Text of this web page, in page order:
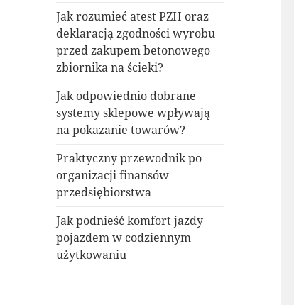
Jak rozumieć atest PZH oraz
deklaracją zgodności wyrobu
przed zakupem betonowego
zbiornika na ścieki?
Jak odpowiednio dobrane
systemy sklepowe wpływają
na pokazanie towarów?
Praktyczny przewodnik po
organizacji finansów
przedsiębiorstwa
Jak podnieść komfort jazdy
pojazdem w codziennym
użytkowaniu